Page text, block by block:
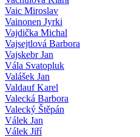
Vaic Miroslav
Vainonen Jyrki
Vajdička Michal
Vajsejtlová Barbora
Vajskebr Jan
Vála Svatopluk
Valášek Jan
Valdauf Karel
Valecká Barbora
Valecký Štěpán
Válek Jan
Válek Jiří